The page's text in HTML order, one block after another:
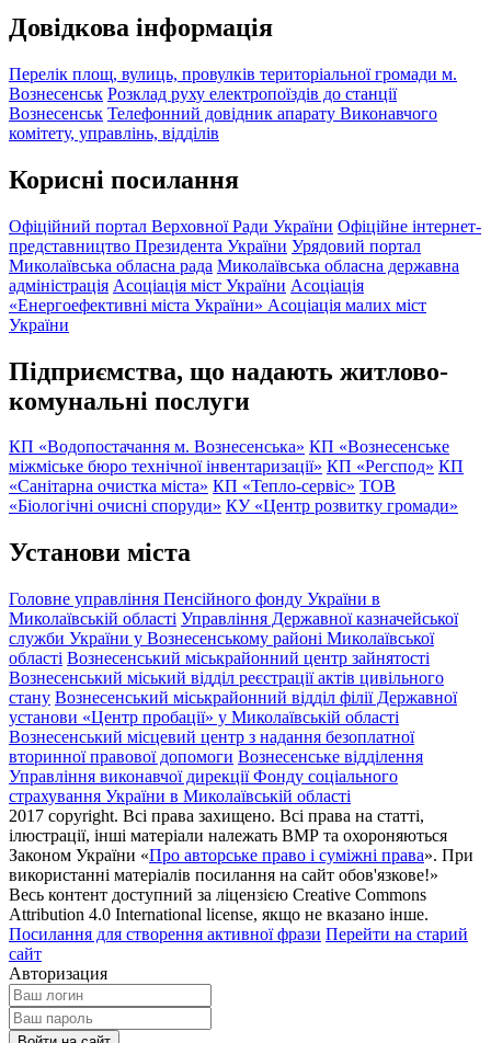
Довідкова інформація
Перелік площ, вулиць, провулків територіальної громади м.
Вознесенськ Розклад руху електропоїздів до станції
Вознесенськ Телефонний довідник апарату Виконавчого
комітету, управлінь, відділів
Корисні посилання
Офіційний портал Верховної Ради України Офіційне інтернет-
представництво Президента України Урядовий портал
Миколаївська обласна рада Миколаївська обласна державна
адміністрація Асоціація міст України Асоціація
«Енергоефективні міста України» Асоціація малих міст
України
Підприємства, що надають житлово-
комунальні послуги
КП «Водопостачання м. Вознесенська» КП «Вознесенське
міжміське бюро технічної інвентаризації» КП «Регспод» КП
«Санітарна очистка міста» КП «Тепло-сервіс» ТОВ
«Біологічні очисні споруди» КУ «Центр розвитку громади»
Установи міста
Головне управління Пенсійного фонду України в
Миколаївській області Управління Державної казначейської
служби України у Вознесенському районі Миколаївської
області Вознесенський міськрайонний центр зайнятості
Вознесенський міський відділ реєстрації актів цивільного
стану Вознесенський міськрайонний відділ філії Державної
установи «Центр пробації» у Миколаївській області
Вознесенський місцевий центр з надання безоплатної
вторинної правової допомоги Вознесенське відділення
Управління виконавчої дирекції Фонду соціального
страхування України в Миколаївській області
2017 copyright. Всі права захищено. Всі права на статті,
ілюстрації, інші матеріали належать ВМР та охороняються
Законом України «Про авторське право і суміжні права». При
використанні матеріалів посилання на сайт обов'язкове!»
Весь контент доступний за ліцензією Creative Commons
Attribution 4.0 International license, якщо не вказано інше.
Посилання для створення активної фрази Перейти на старий
сайт
Авторизация